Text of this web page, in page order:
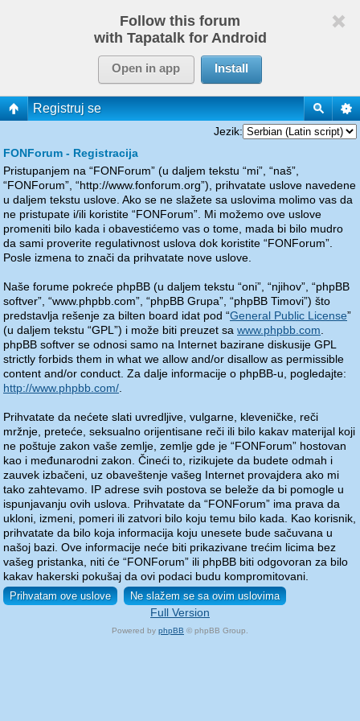
Follow this forum
with Tapatalk for Android
Open in app Install
Registruj se
Jezik:
FONForum - Registracija
Pristupanjem na “FONForum” (u daljem tekstu “mi”, “naš”,
“FONForum”, “http://www.fonforum.org”), prihvatate uslove navedene
u daljem tekstu uslove. Ako se ne slažete sa uslovima molimo vas da
ne pristupate i/ili koristite “FONForum”. Mi možemo ove uslove
promeniti bilo kada i obavestićemo vas o tome, mada bi bilo mudro
da sami proverite regulativnost uslova dok koristite “FONForum”.
Posle izmena to znači da prihvatate nove uslove.
Naše forume pokreće phpBB (u daljem tekstu “oni”, “njihov”, “phpBB
softver”, “www.phpbb.com”, “phpBB Grupa”, “phpBB Timovi”) što
predstavlja rešenje za bilten board idat pod “General Public License”
(u daljem tekstu “GPL”) i može biti preuzet sa www.phpbb.com
phpBB softver se odnosi samo na Internet bazirane diskusije GPL
strictly forbids them in what we allow and/or disallow as permissible
content and/or conduct. Za dalje informacije o phpBB-u, pogledajte:
http://www.phpbb.com/
Prihvatate da nećete slati uvredljive, vulgarne, kleveničke, reči
mržnje, preteće, seksualno orijentisane reči ili bilo kakav materijal koji
ne poštuje zakon vaše zemlje, zemlje gde je “FONForum” hostovan
kao i međunarodni zakon. Čineći to, rizikujete da budete odmah i
zauvek izbačeni, uz obaveštenje vašeg Internet provajdera ako mi
tako zahtevamo. IP adrese svih postova se beleže da bi pomogle u
ispunjavanju ovih uslova. Prihvatate da “FONForum” ima prava da
ukloni, izmeni, pomeri ili zatvori bilo koju temu bilo kada. Kao korisnik,
prihvatate da bilo koja informacija koju unesete bude sačuvana u
našoj bazi. Ove informacije neće biti prikazivane trećim licima bez
vašeg pristanka, niti će “FONForum” ili phpBB biti odgovoran za bilo
kakav hakerski pokušaj da ovi podaci budu kompromitovani.
Full Version
Powered by phpBB © phpBB Group.